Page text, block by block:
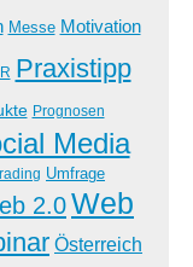
Messe Motivation
Praxistipp
Prognosen
Media
Umfrage
2.0Web
Österreich